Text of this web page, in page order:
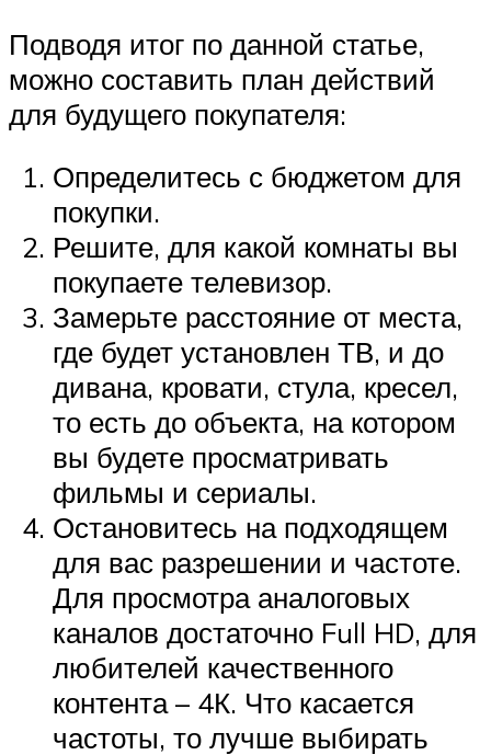
Подводя итог по данной статье,
можно составить план действий
для будущего покупателя:
Определитесь с бюджетом для
покупки.
Решите, для какой комнаты вы
покупаете телевизор.
Замерьте расстояние от места,
где будет установлен ТВ, и до
дивана, кровати, стула, кресел,
то есть до объекта, на котором
вы будете просматривать
фильмы и сериалы.
Остановитесь на подходящем
для вас разрешении и частоте.
Для просмотра аналоговых
каналов достаточно Full HD, для
любителей качественного
контента – 4К. Что касается
частоты, то лучше выбирать